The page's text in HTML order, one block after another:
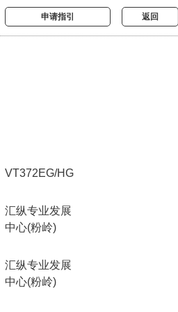
申请指引 返回
VT372EG/HG
汇纵专业发展
中心(粉岭)
汇纵专业发展
中心(粉岭)